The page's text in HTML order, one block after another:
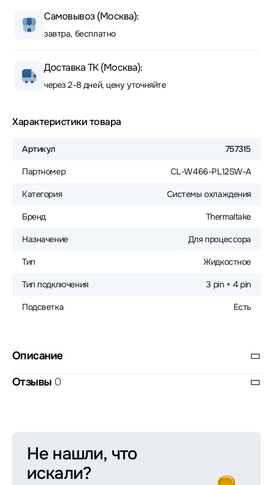
Самовывоз (Москва):
завтра, бесплатно
Доставка ТК (Москва):
через 2-8 дней, цену уточняйте
Характеристики товара
Артикул 757315
Партномер CL-W466-PL12SW-A
Категория Системы охлаждения
Бренд Thermaltake
Назначение Для процессора
Тип Жидкостное
Тип подключения 3 pin + 4 pin
Подсветка Есть
Описание
Отзывы 0
Не нашли, что
искали?